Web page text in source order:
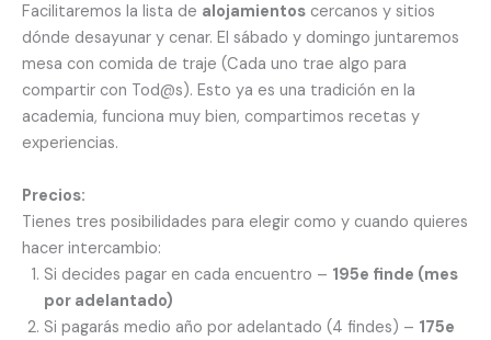
Facilitaremos la lista de alojamientos cercanos y sitios
dónde desayunar y cenar. El sábado y domingo juntaremos
mesa con comida de traje (Cada uno trae algo para
compartir con Tod@s). Esto ya es una tradición en la
academia, funciona muy bien, compartimos recetas y
experiencias.
Precios:
Tienes tres posibilidades para elegir como y cuando quieres
hacer intercambio:
Si decides pagar en cada encuentro – 195e finde (mes
por adelantado)
Si pagarás medio año por adelantado (4 findes) – 175e